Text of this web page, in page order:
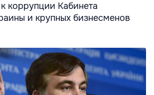
коррупции Кабинета
и крупных бизнесменов